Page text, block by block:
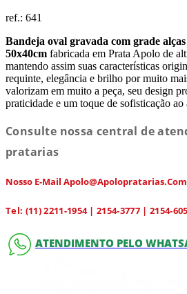
ref.: 641
Bandeja oval gravada com grade
50x40cm fabricada em Prata Apolo de
mantendo assim suas características
requinte, elegância e brilho por muito
valorizam em muito a peça, seu design
praticidade e um toque de sofisticação ao
Consulte nossa central de
pratarias
Nosso E-Mail
Tel: (11) 2211-1954 | 2154-3777 | 2154-
ATENDIMENTO PELO